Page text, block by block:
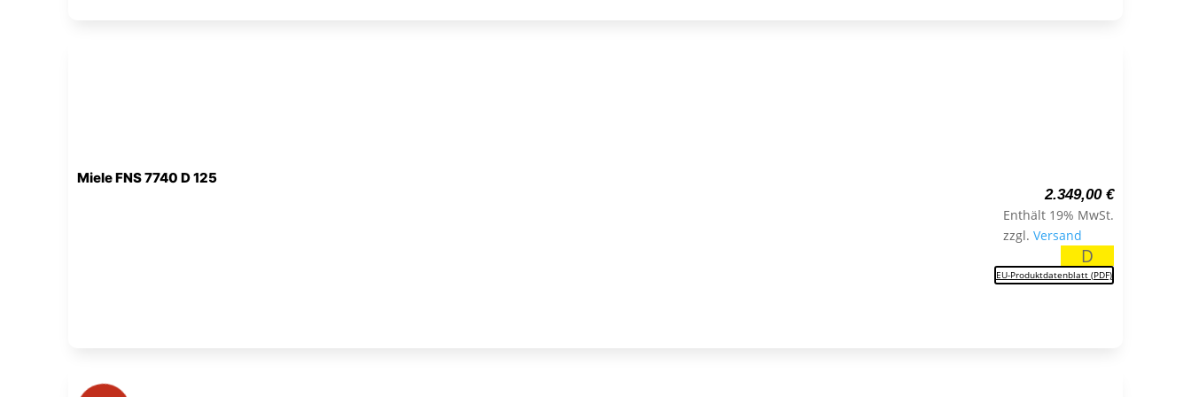
Miele FNS 7740 D 125
2.349,00 €
Enthält 19% MwSt.
zzgl. Versand
D
EU-Produktdatenblatt (PDF)